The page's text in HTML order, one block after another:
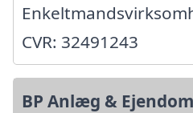
CVR: 32491243
BP Anlæg &